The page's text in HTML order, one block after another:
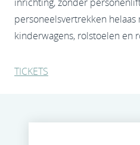
personeelsvertrekken
kinderwagens, rolstoelen en
TICKETS